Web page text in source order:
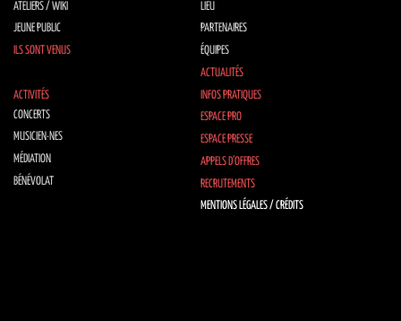
ATELIERS / WIKI
JEUNE PUBLIC
ILS SONT VENUS
LIEU
PARTENAIRES
ÉQUIPES
ACTUALITÉS
ACTIVITÉS
CONCERTS
MUSICIEN·NES
MÉDIATION
BÉNÉVOLAT
INFOS PRATIQUES
ESPACE PRO
ESPACE PRESSE
APPELS D’OFFRES
RECRUTEMENTS
MENTIONS LÉGALES / CRÉDITS